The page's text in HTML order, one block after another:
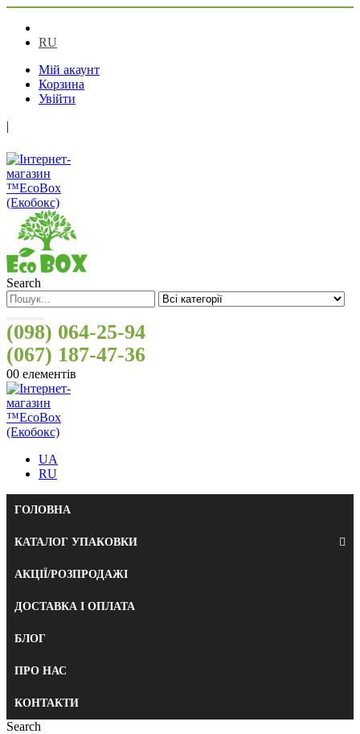
RU
Мій акаунт
Корзина
Увійти
|
Search
(098) 064-25-94
(067) 187-47-36
00 елементів
UA
RU
ГОЛОВНА
КАТАЛОГ УПАКОВКИ
АКЦІЇ/РОЗПРОДАЖІ
ДОСТАВКА І ОПЛАТА
БЛОГ
ПРО НАС
КОНТАКТИ
Search